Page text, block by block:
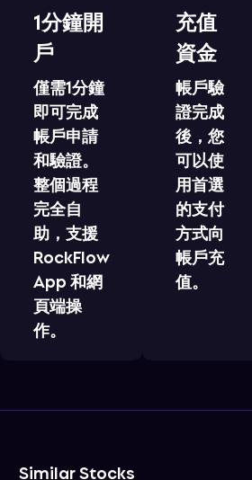
1分鐘開
戶
僅需1分鐘
即可完成
帳戶申請
和驗證。
整個過程
完全自
助，支援
RockFlow
App 和網
頁端操
作。
充值
資金
帳戶驗
證完成
後，您
可以使
用首選
的支付
方式向
帳戶充
值。
Similar Stocks